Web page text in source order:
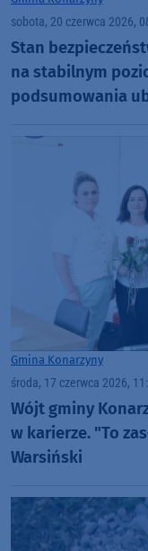
sobota, 20 czerwca 2026,
Stan
na stabilnym
podsumowania
Gmina Konarzyny
środa, 17 czerwca 2026,
Wójt gminy
w karierze. "To
Warsiński